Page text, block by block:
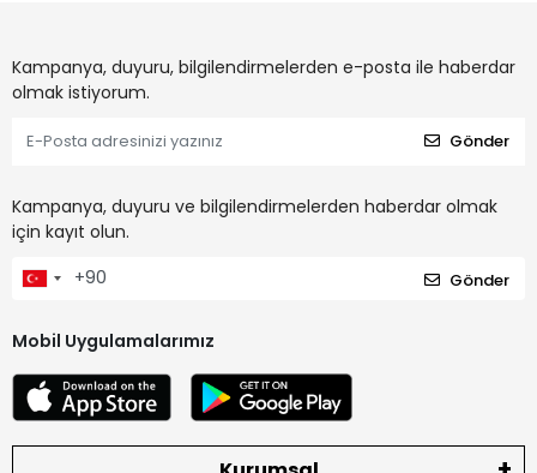
Kampanya, duyuru, bilgilendirmelerden e-posta ile haberdar
olmak istiyorum.
Gönder
Kampanya, duyuru ve bilgilendirmelerden haberdar olmak
için kayıt olun.
Gönder
Mobil Uygulamalarımız